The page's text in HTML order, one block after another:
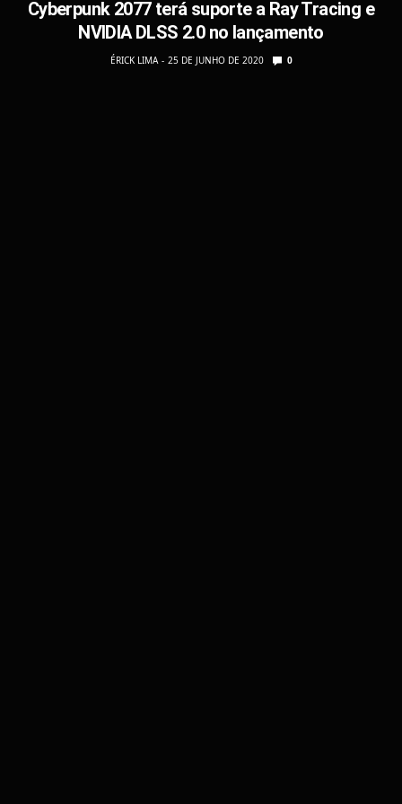
Cyberpunk 2077 terá suporte a Ray Tracing e
NVIDIA DLSS 2.0 no lançamento
ÉRICK LIMA 25 DE JUNHO DE 2020 0